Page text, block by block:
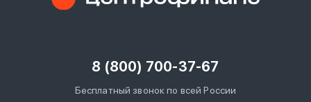
8 (800) 700-37-67
Бесплатный звонок по всей России